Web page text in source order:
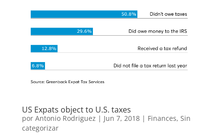
US Expats object to U.S. taxes
por Antonio Rodriguez | Jun 7, 2018| Finances, Sin
categorizar